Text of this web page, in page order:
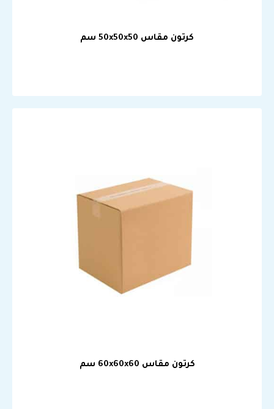
كرتون مقاس 50x50x50 سم
كرتون مقاس 60x60x60 سم